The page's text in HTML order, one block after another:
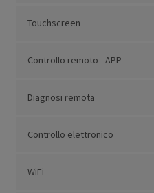
Touchscreen
Controllo remoto - APP
Diagnosi remota
Controllo elettronico
WiFi